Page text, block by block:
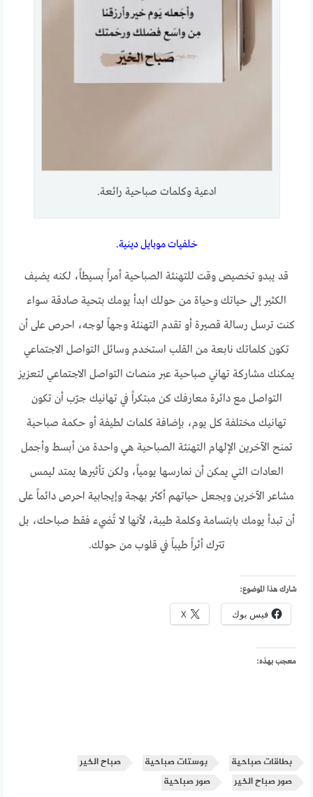
ادعية وكلمات صباحية رائعة.
خلفيات موبايل دينية.
قد يبدو تخصيص وقت للتهنئة الصباحية أمراً بسيطاً، لكنه يضيف
الكثير إلى حياتك وحياة من حولك ابدأ يومك بتحية صادقة سواء
كنت ترسل رسالة قصيرة أو تقدم التهنئة وجهاً لوجه، احرص على أن
تكون كلماتك نابعة من القلب استخدم وسائل التواصل الاجتماعي
يمكنك مشاركة تهاني صباحية عبر منصات التواصل الاجتماعي لتعزيز
التواصل مع دائرة معارفك كن مبتكراً في تهانيك جرّب أن تكون
تهانيك مختلفة كل يوم، بإضافة كلمات لطيفة أو حكمة صباحية
تمنح الآخرين الإلهام التهنئة الصباحية هي واحدة من أبسط وأجمل
العادات التي يمكن أن نمارسها يومياً، ولكن تأثيرها يمتد ليمس
مشاعر الآخرين ويجعل حياتهم أكثر بهجة وإيجابية احرص دائماً على
أن تبدأ يومك بابتسامة وكلمة طيبة، لأنها لا تُضيء فقط صباحك، بل
تترك أثراً طيباً في قلوب من حولك.
شارك هذا الموضوع:
فيس بوك X
معجب بهذه:
بطاقات صباحية بوستات صباحية
صباح الخير
صور صباح الخير
صور صباحية